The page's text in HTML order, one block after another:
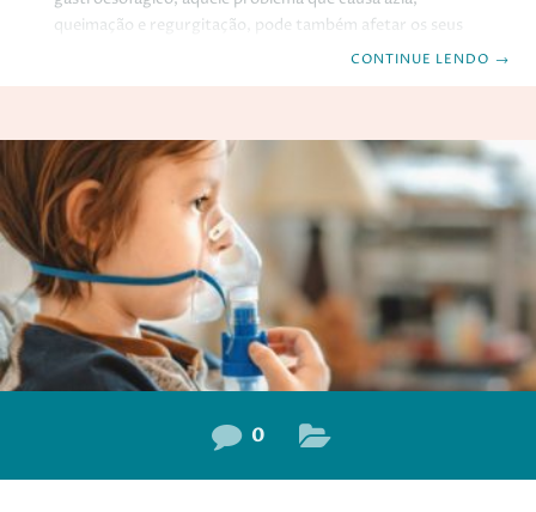
queimação e regurgitação, pode também afetar os seus
pulmões? Pois é, o refluxo gastroesofágico é uma
O refluxo gastroesofágico pode ser um fator de risco ou
de agravamento para diversas doenças respiratórias,
como asma, bronquite, pneumonia, fibrose pulmonar,
etc. Por isso,
CONTINUE LENDO →
0